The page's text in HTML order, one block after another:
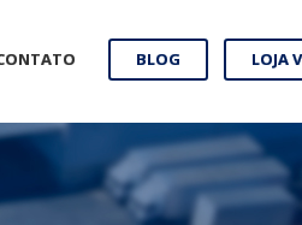
BLOG LOJA